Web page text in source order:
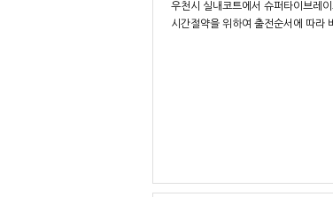
우천시 실내코트에서 슈퍼타이브레
시간절약을 위하여 출전순서에 따라